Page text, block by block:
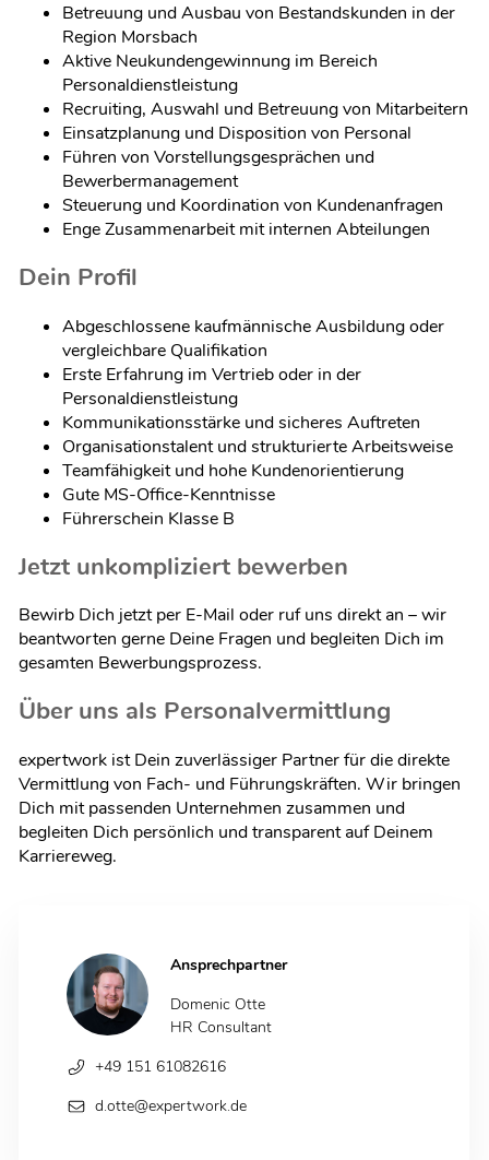
Ansprechpartner
Domenic Otte
HR Consultant
+49 151 61082616
d.otte@expertwork.de
Betreuung und Ausbau von Bestandskunden in der
Region Morsbach
Aktive Neukundengewinnung im Bereich
Personaldienstleistung
Recruiting, Auswahl und Betreuung von Mitarbeitern
Einsatzplanung und Disposition von Personal
Führen von Vorstellungsgesprächen und
Bewerbermanagement
Steuerung und Koordination von Kundenanfragen
Enge Zusammenarbeit mit internen Abteilungen
Dein Profil
Abgeschlossene kaufmännische Ausbildung oder
vergleichbare Qualifikation
Erste Erfahrung im Vertrieb oder in der
Personaldienstleistung
Kommunikationsstärke und sicheres Auftreten
Organisationstalent und strukturierte Arbeitsweise
Teamfähigkeit und hohe Kundenorientierung
Gute MS-Office-Kenntnisse
Führerschein Klasse B
Jetzt unkompliziert bewerben
Bewirb Dich jetzt per E-Mail oder ruf uns direkt an – wir
beantworten gerne Deine Fragen und begleiten Dich im
gesamten Bewerbungsprozess.
Über uns als Personalvermittlung
expertwork ist Dein zuverlässiger Partner für die direkte
Vermittlung von Fach- und Führungskräften. Wir bringen
Dich mit passenden Unternehmen zusammen und
begleiten Dich persönlich und transparent auf Deinem
Karriereweg.